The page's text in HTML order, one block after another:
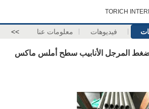
TORICH
فيديوهات معلومات عنا >>
ضغط المرجل الأنابيب سطح أملس ماكس